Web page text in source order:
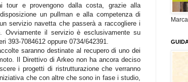
tour e provengono dalla costa, grazie alla
un pullman e alla competenza di
servizio navetta che passerà a raccogliere i
Ovviamente il servizio è esclusivamente su
393-7084612 oppure 0734/642391.
saranno destinate al recupero di uno dei
Il Direttivo di Arkeo non ha ancora deciso
i progetti di ristrutturazione che verranno
che con altre che sono in fase i studio,
Marca